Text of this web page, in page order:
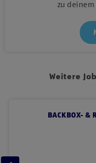
zu
Weitere
BACKBOX-